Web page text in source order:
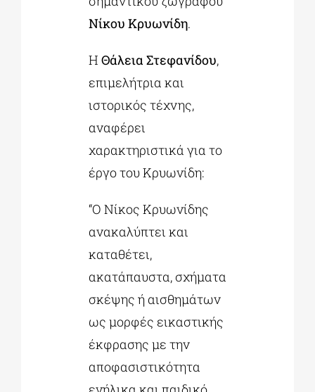
Νίκου Κρυωνίδη.
Η Θάλεια Στεφανίδου,
επιμελήτρια και
ιστορικός τέχνης,
αναφέρει
χαρακτηριστικά για το
έργο του Κρυωνίδη:
“Ο Νίκος Κρυωνίδης
ανακαλύπτει και
καταθέτει,
ακατάπαυστα, σχήματα
σκέψης ή αισθημάτων
ως μορφές εικαστικής
έκφρασης με την
αποφασιστικότητα